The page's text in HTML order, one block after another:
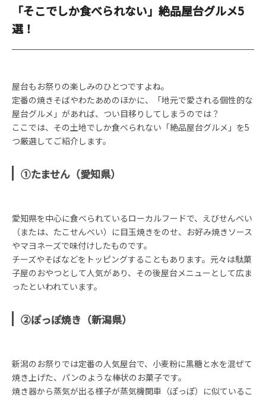
「そこでしか食べられない」絶品屋台グルメ5
選！
屋台もお祭りの楽しみのひとつですよね。
定番の焼きそばやわたあめのほかに、「地元で愛される個性的な
屋台グルメ」があれば、つい目移りしてしまうのでは？
ここでは、その土地でしか食べられない「絶品屋台グルメ」を5
つ厳選してご紹介します。
①たません（愛知県）
愛知県を中心に食べられているローカルフードで、えびせんべい
（または、たこせんべい）に目玉焼きをのせ、お好み焼きソース
やマヨネーズで味付けしたものです。
チーズやそばなどをトッピングすることもあります。元々は駄菓
子屋のおやつとして人気があり、その後屋台メニューとして広ま
ったといわれています。
②ぽっぽ焼き（新潟県）
新潟のお祭りでは定番の人気屋台で、小麦粉に黒糖と水を混ぜて
焼き上げた、パンのような棒状のお菓子です。
焼き器から蒸気が出る様子が蒸気機関車（ぽっぽ）に似ているこ